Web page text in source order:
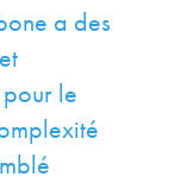
a des
le